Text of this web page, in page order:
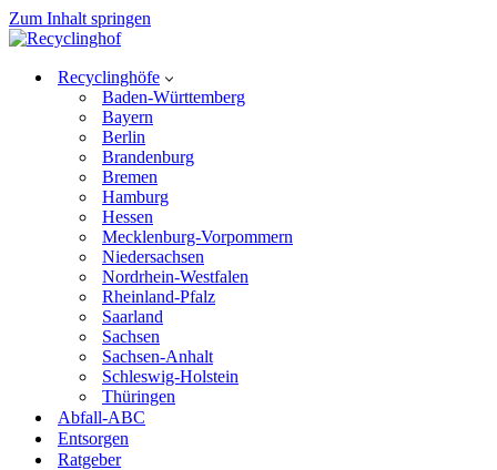
Zum Inhalt springen
Recyclinghöfe
Baden-Württemberg
Bayern
Berlin
Brandenburg
Bremen
Hamburg
Hessen
Mecklenburg-Vorpommern
Niedersachsen
Nordrhein-Westfalen
Rheinland-Pfalz
Saarland
Sachsen
Sachsen-Anhalt
Schleswig-Holstein
Thüringen
Abfall-ABC
Entsorgen
Ratgeber